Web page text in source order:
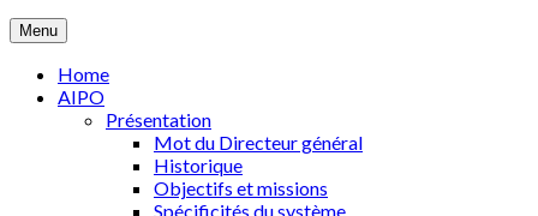
Menu
Home
AIPO
Présentation
Mot du Directeur général
Historique
Objectifs et missions
Spécificités du système